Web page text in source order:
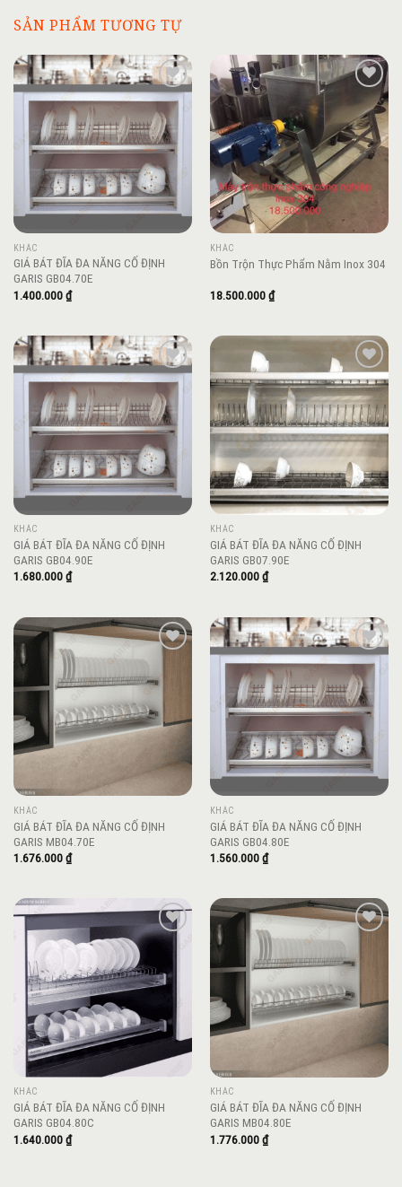
SẢN PHẨM TƯƠNG TỰ
Add to
wishlist
KHÁC
GIÁ BÁT ĐĨA ĐA NĂNG CỐ ĐỊNH
GARIS GB04.70E
1.400.000₫
Add to
wishlist
KHÁC
Bồn Trộn Thực Phẩm Nằm Inox 304
18.500.000₫
Add to
wishlist
KHÁC
GIÁ BÁT ĐĨA ĐA NĂNG CỐ ĐỊNH
GARIS GB04.90E
1.680.000₫
Add to
wishlist
KHÁC
GIÁ BÁT ĐĨA ĐA NĂNG CỐ ĐỊNH
GARIS GB07.90E
2.120.000₫
wishlist
KHÁC
GIÁ BÁT ĐĨA ĐA NĂNG CỐ ĐỊNH
GARIS MB04.70E
1.676.000₫
Add to
wishlist
KHÁC
GIÁ BÁT ĐĨA ĐA NĂNG CỐ ĐỊNH
GARIS GB04.80E
1.560.000₫
KHÁC
GIÁ BÁT ĐĨA ĐA NĂNG CỐ ĐỊNH
GARIS GB04.80C
1.640.000₫
wishlist
KHÁC
GIÁ BÁT ĐĨA ĐA NĂNG CỐ ĐỊNH
GARIS MB04.80E
1.776.000₫